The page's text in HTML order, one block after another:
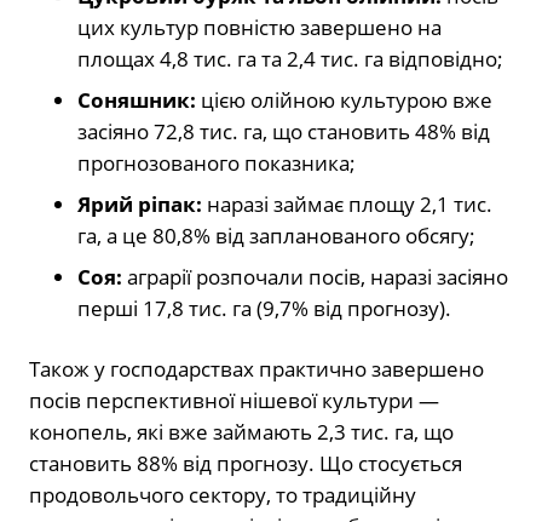
цих культур повністю завершено на
площах 4,8 тис. га та 2,4 тис. га відповідно;
Соняшник: цією олійною культурою вже
засіяно 72,8 тис. га, що становить 48% від
прогнозованого показника;
Ярий ріпак: наразі займає площу 2,1 тис.
га, а це 80,8% від запланованого обсягу;
Соя: аграрії розпочали посів, наразі засіяно
перші 17,8 тис. га (9,7% від прогнозу).
Також у господарствах практично завершено
посів перспективної нішевої культури —
конопель, які вже займають 2,3 тис. га, що
становить 88% від прогнозу. Що стосується
продовольчого сектору, то традиційну